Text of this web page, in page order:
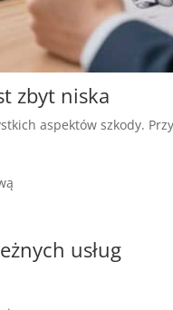
zbyt niska
aspektów szkody.
usług